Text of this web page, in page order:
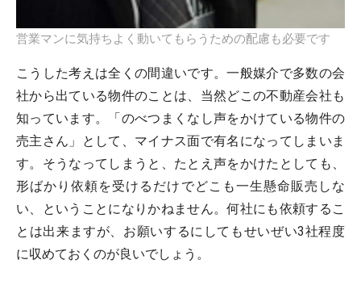
営業マンに気持ちよく動いてもらうための配慮も必要です
こうした考えは全くの間違いです。一般媒介で多数の会
社から出ている物件のことは、当然どこの不動産会社も
知っています。「のべつまくなし声をかけている物件の
売主さん」として、マイナス面で有名になってしまいま
す。そうなってしまうと、たとえ声をかけたとしても、
形ばかり依頼を受けるだけでどこも一生懸命販売しな
い、ということになりかねません。何社にも依頼するこ
とは出来ますが、お願いするにしてもせいぜい3社程度
に収めておくのが良いでしょう。